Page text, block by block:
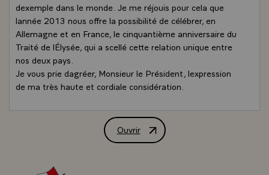
dexemple dans le monde. Je me réjouis pour cela que
lannée 2013 nous offre la possibilité de célébrer, en
Allemagne et en France, le cinquantième anniversaire du
Traité de lÉlysée, qui a scellé cette relation unique entre
nos deux pays.
Je vous prie dagréer, Monsieur le Président, lexpression
de ma très haute et cordiale considération.
Ouvrir
Lettre de félicitations de M. Nicolas